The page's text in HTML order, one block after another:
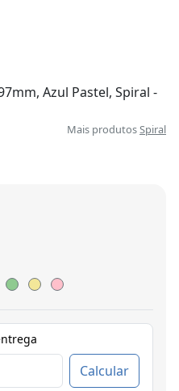
Azul Pastel, Spiral -
Mais produtosSpiral
Calcular